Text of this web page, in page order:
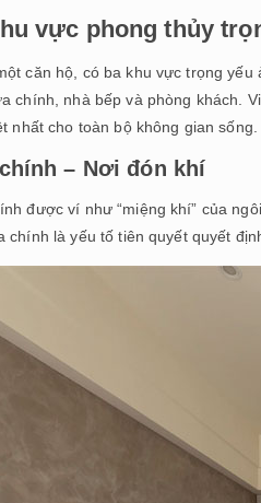
vực phong thủy
căn hộ, có ba khu vực trọng
chính, nhà bếp và phòng khách.
nhất cho toàn bộ không gian sống.
– Nơi đón khí
được ví như “miệng khí” của
chính là yếu tố tiên quyết quyết